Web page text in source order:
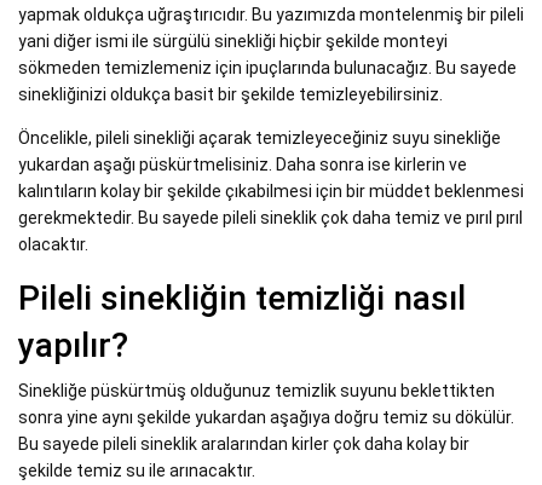
yapmak oldukça uğraştırıcıdır. Bu yazımızda montelenmiş bir pileli
yani diğer ismi ile sürgülü sinekliği hiçbir şekilde monteyi
sökmeden temizlemeniz için ipuçlarında bulunacağız. Bu sayede
sinekliğinizi oldukça basit bir şekilde temizleyebilirsiniz.
Öncelikle, pileli sinekliği açarak temizleyeceğiniz suyu sinekliğe
yukardan aşağı püskürtmelisiniz. Daha sonra ise kirlerin ve
kalıntıların kolay bir şekilde çıkabilmesi için bir müddet beklenmesi
gerekmektedir. Bu sayede pileli sineklik çok daha temiz ve pırıl pırıl
olacaktır.
Pileli sinekliğin temizliği nasıl
yapılır?
Sinekliğe püskürtmüş olduğunuz temizlik suyunu beklettikten
sonra yine aynı şekilde yukardan aşağıya doğru temiz su dökülür.
Bu sayede pileli sineklik aralarından kirler çok daha kolay bir
şekilde temiz su ile arınacaktır.